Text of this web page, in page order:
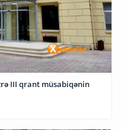
III qrant müsabiqənin